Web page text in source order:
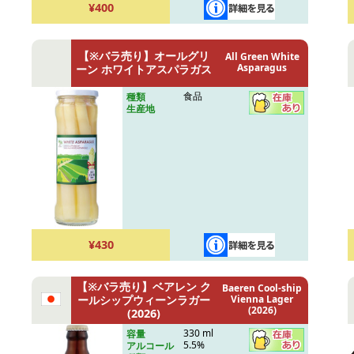
¥400
【※バラ売り】オールグリ
ーン ホワイトアスパラガス
All Green White
Asparagus
種類
食品
生産地
¥430
【※バラ売り】ベアレン ク
ールシップウィーンラガー
(2026)
Baeren Cool-ship
Vienna Lager
(2026)
容量
330 ml
アルコール
5.5%